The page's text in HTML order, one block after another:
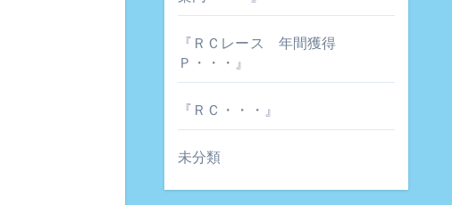
『ＲＣレース 年間獲得
Ｐ・・・』
『ＲＣ・・・』
未分類